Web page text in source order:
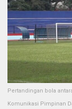
Pertandingan bola
Komunikasi Pimpinan